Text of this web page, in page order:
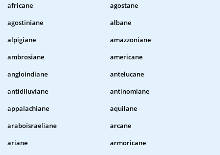
africane
agostane
agostiniane
albane
alpigiane
amazzoniane
ambrosiane
americane
angloindiane
antelucane
antidiluviane
antinomiane
appalachiane
aquilane
araboisraeliane
arcane
ariane
armoricane